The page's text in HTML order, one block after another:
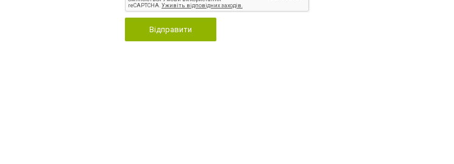
Відправити